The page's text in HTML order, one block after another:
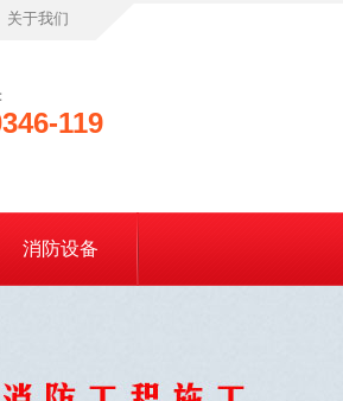
关于我们
119
消防设备